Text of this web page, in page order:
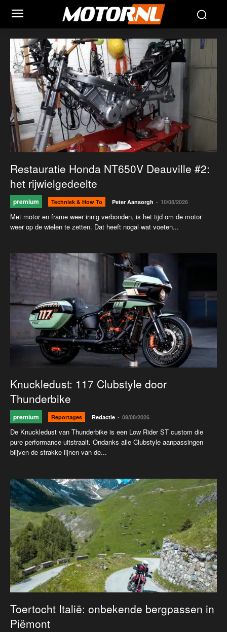
Restauratie Honda NT650V Deauville #2:
het rijwielgedeelte
premium Techniek & How To Peter Aansorgh - 10/08/2026
Met motor en frame weer innig verbonden, is het tijd om de motor
weer op de wielen te zetten. Dat heeft nogal wat voeten...
Knuckledust: 117 Clubstyle door
Thunderbike
premium Reportages Redactie - 09/08/2026
De Knuckledust van Thunderbike is een Low Rider ST custom die
pure performance uitstraalt. Ondanks alle Clubstyle aanpassingen
blijven de strakke lijnen van de...
Toertocht Italië: onbekende bergpassen in
Piëmont